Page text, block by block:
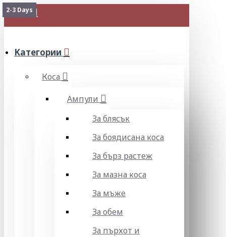
МЕНЮ
Категории
Коса
Ампули
За блясък
За боядисана коса
За бърз растеж
За мазна коса
За мъже
За обем
За пърхот и
2-3 Days